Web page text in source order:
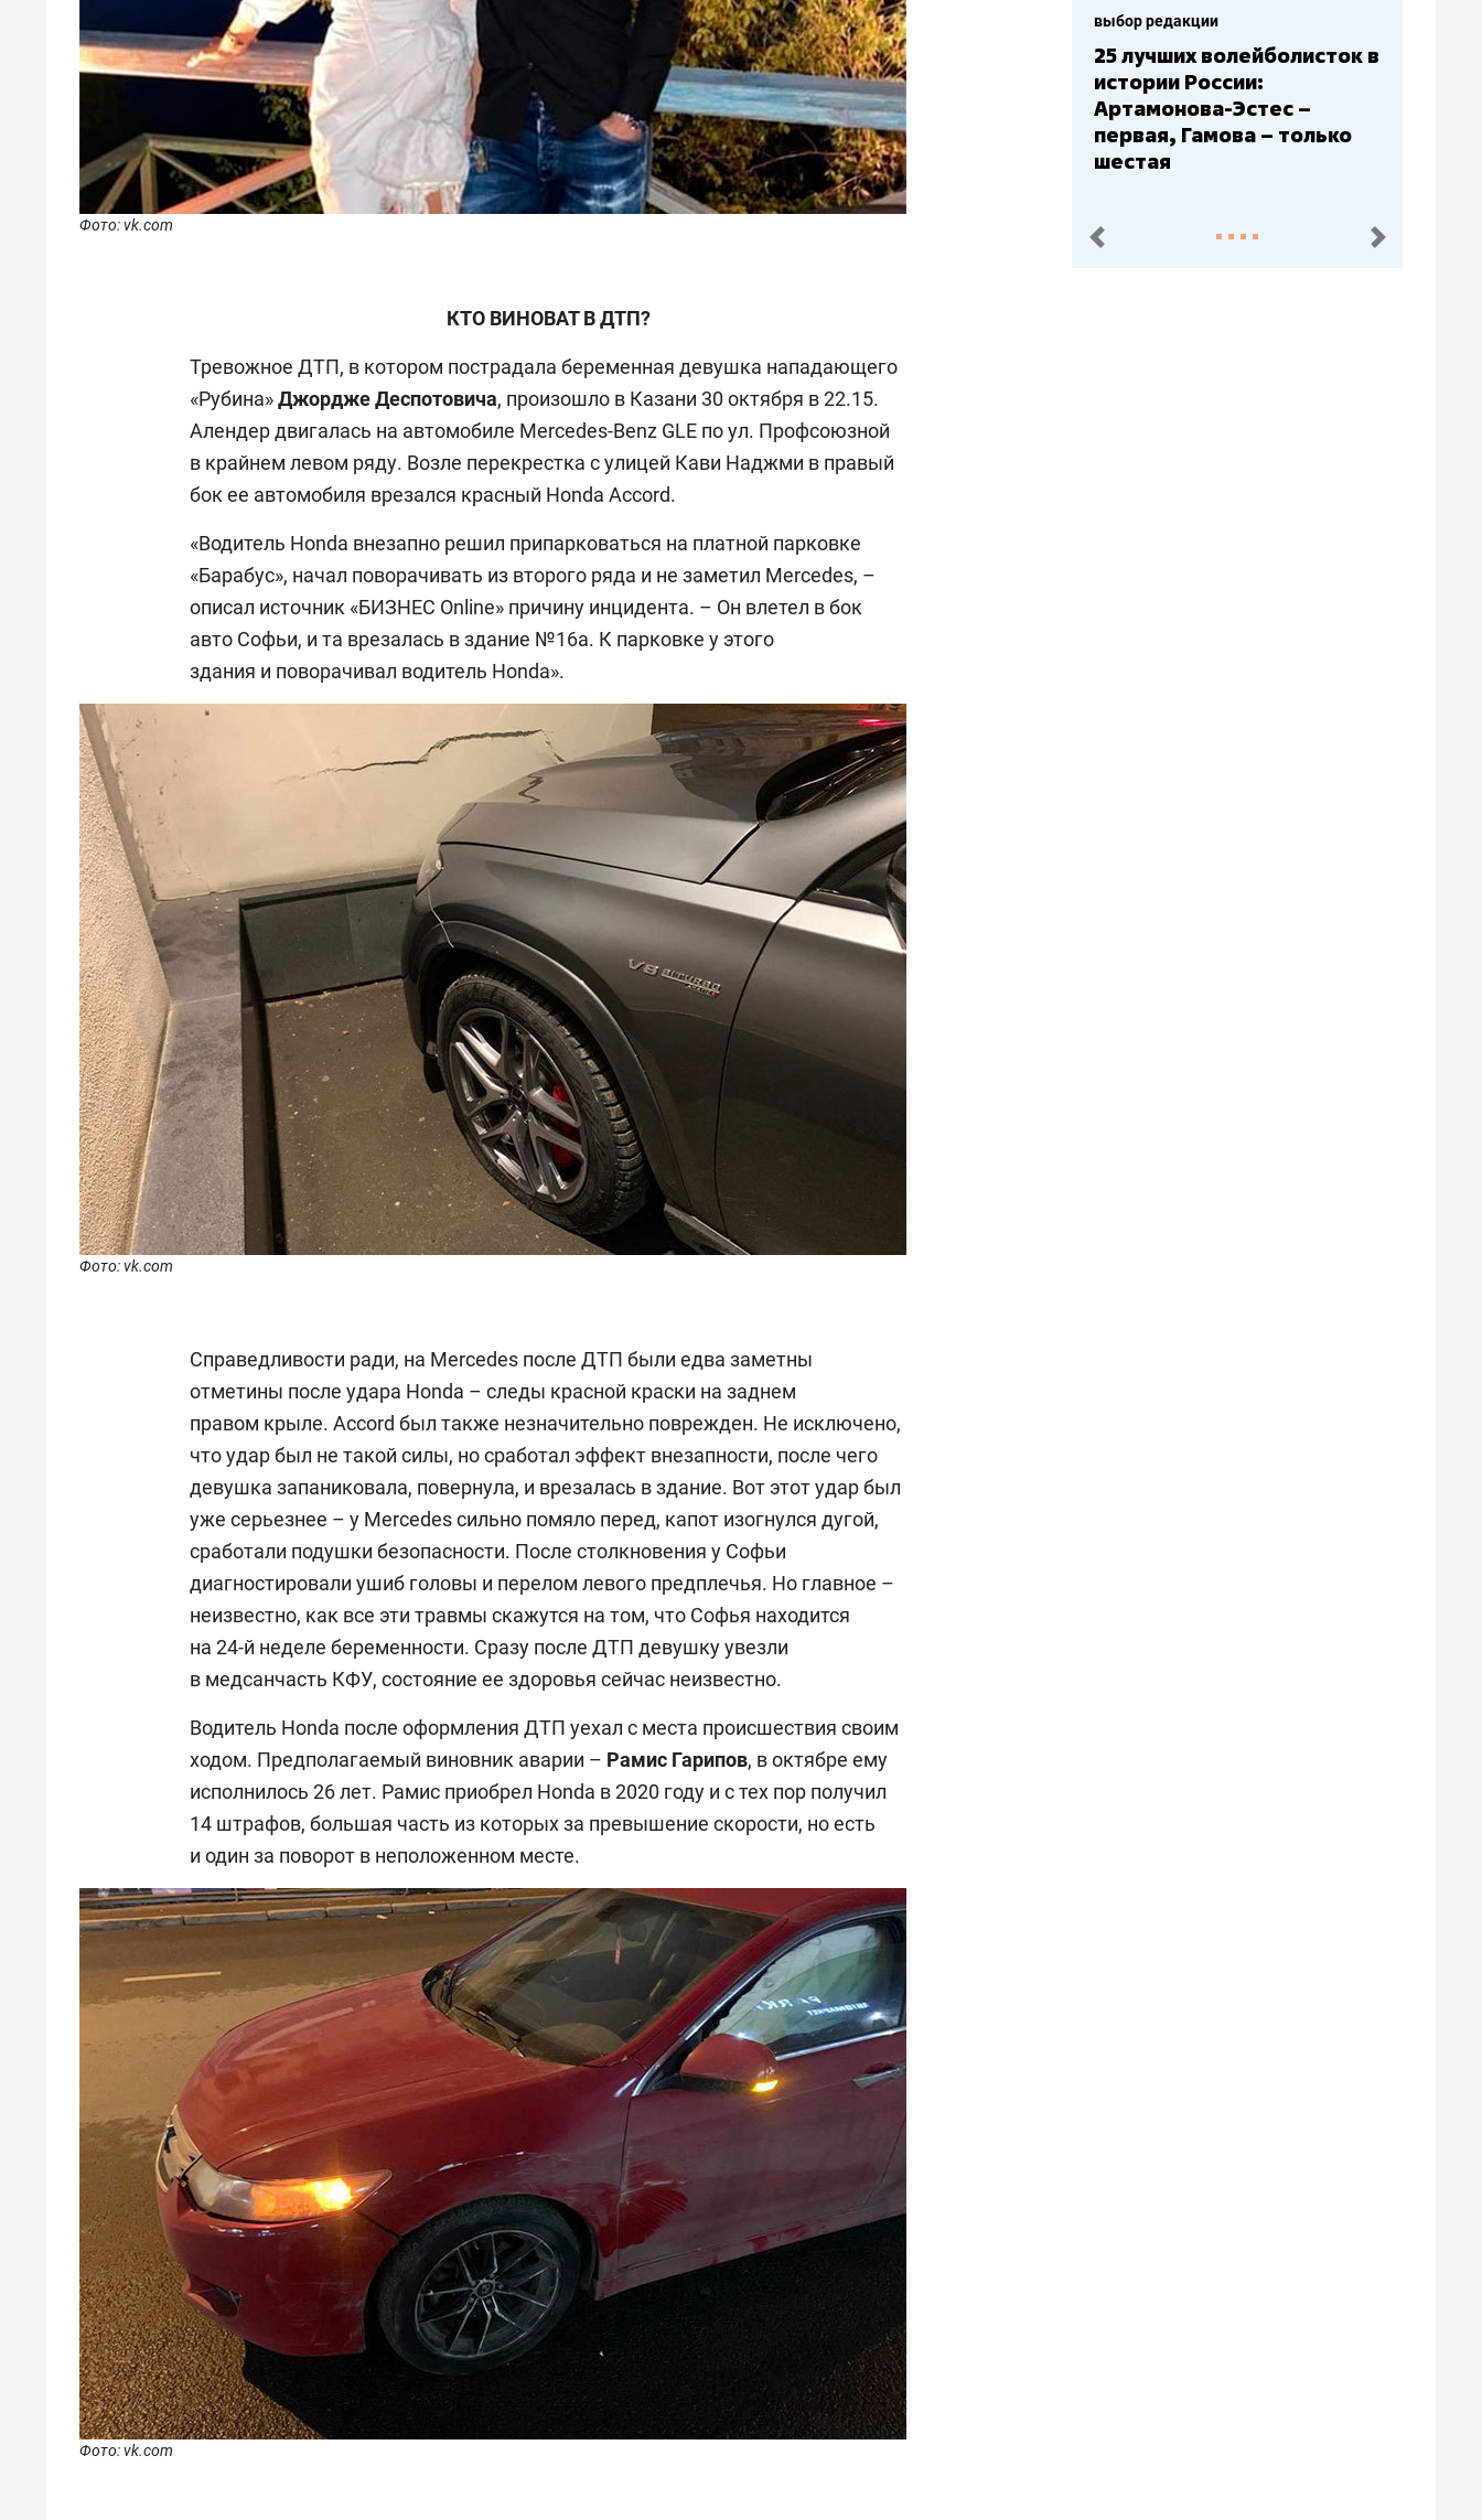
Фото: vk.com
КТО ВИНОВАТ В ДТП?
Тревожное ДТП, в котором пострадала беременная девушка нападающего
«Рубина»Джордже Деспотовича, произошло в Казани 30 октября в 22.15.
Алендердвигалась на автомобиле Mercedes-Benz GLE по ул. Профсоюзной
в крайнем левом ряду. Возле перекрестка с улицей Кави Наджми в правый
бок ее автомобиля врезался красный Honda Accord.
«Водитель Honda внезапно решил припарковаться на платной парковке
«Барабус», начал поворачивать из второго ряда и не заметил Mercedes, –
описал источник «БИЗНЕС Online» причину инцидента. – Он влетел в бок
авто Софьи, и та врезалась в здание №16а. К парковке у этого
здания и поворачивал водитель Honda».
Фото: vk.com
Справедливости ради, на Mercedes после ДТП были едва заметны
отметины после удара Honda – следы красной краски на заднем
правом крыле. Accord был также незначительно поврежден. Не исключено,
что удар был не такой силы, но сработал эффект внезапности, после чего
девушка запаниковала, повернула, и врезалась в здание. Вот этот удар был
уже серьезнее – у Mercedes сильно помяло перед, капот изогнулся дугой,
сработали подушки безопасности. После столкновения у Софьи
диагностировали ушиб головы и перелом левого предплечья. Но главное –
неизвестно, как все эти травмы скажутся на том, что Софья находится
на 24-й неделе беременности. Сразу после ДТП девушку увезли
в медсанчасть КФУ, состояние ее здоровья сейчас неизвестно.
Водитель Honda после оформления ДТП уехал с места происшествия своим
ходом. Предполагаемый виновник аварии – Рамис Гарипов, в октябре ему
исполнилось 26 лет. Рамис приобрел Honda в 2020 году и с тех пор получил
14 штрафов, большая часть из которых за превышение скорости, но есть
и один за поворот в неположенном месте.
Фото: vk.com
выбор редакции
Бюджеты клубов КХЛ: СКА
– главный мажор, «Ак
Барс» – второй, «Салават
Юлаев» – середняк
пред. след.